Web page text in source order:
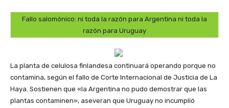
Fallo salomónico: ni toda la razón para Argentina ni toda la
razón para Uruguay
La planta de celulosa finlandesa continuará operando porque no
contamina, según el fallo de Corte Internacional de Justicia de La
Haya. Sostienen que «la Argentina no pudo demostrar que las
plantas contaminen», aseveran que Uruguay no incumplió